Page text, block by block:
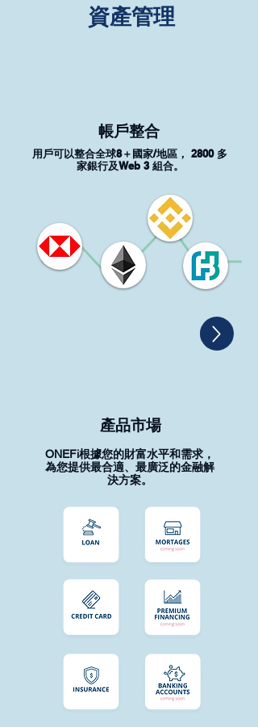
資產管理
帳戶整合
用戶可以整合全球8＋國家/地區， 2800 多
家銀行及Web 3 組合。
產品市場
ONEFi根據您的財富水平和需求，
為您提供最合適、最廣泛的金融解
決方案。